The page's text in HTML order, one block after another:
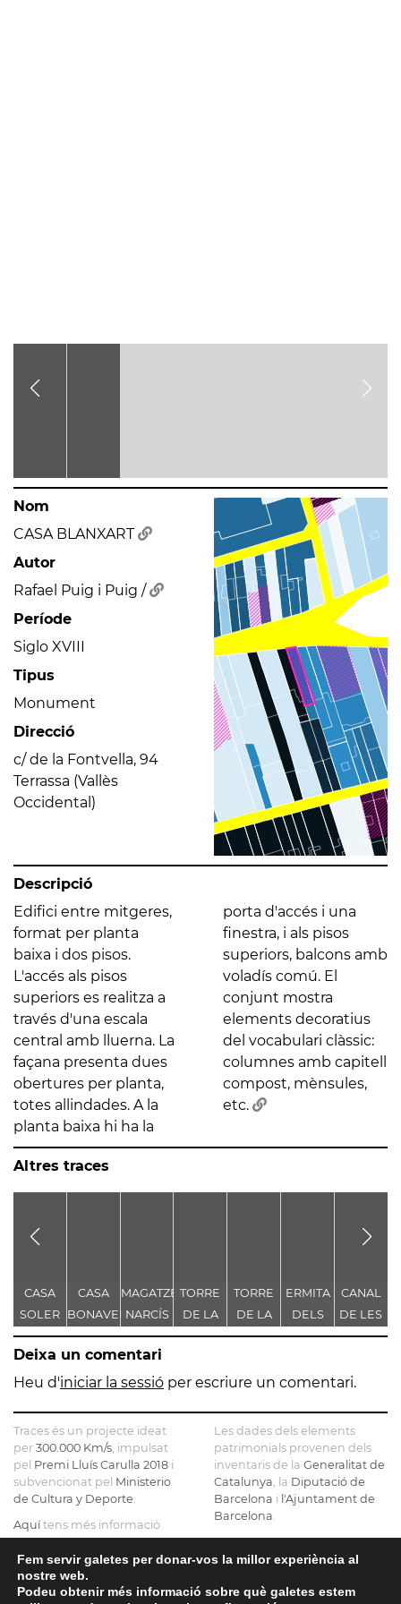
Nom
CASA BLANXART
Autor
Rafael Puig i Puig /
Període
Siglo XVIII
Tipus
Monument
Direcció
c/ de la Fontvella, 94
Terrassa (Vallès
Occidental)
Descripció
Edifici entre mitgeres,
format per planta
baixa i dos pisos.
L'accés als pisos
superiors es realitza a
través d'una escala
central amb lluerna. La
façana presenta dues
obertures per planta,
totes allindades. A la
planta baixa hi ha la
porta d'accés i una
finestra, i als pisos
superiors, balcons amb
voladís comú. El
conjunt mostra
elements decoratius
del vocabulari clàssic:
columnes amb capitell
compost, mènsules,
etc.
Altres traces
CASA
SOLER
BOHIGAS
CASA
BONAVENTURA
MARCET
MAGATZEM
NARCÍS
ARGEMÍ
TORRE
DE LA
MINA
TORRE
DE LA
MINA
D'AIGÜES
ERMITA
DELS
SANTS
CANAL
DE LES
DE CAN
Deixa un comentari
Heu d'iniciar la sessió per escriure un comentari.
Traces és un projecte ideat
per 300.000 Km/s , impulsat
pel Premi Lluís Carulla 2018 i
subvencionat pel Ministerio
de Cultura y Deporte
Aquítens més informació
sobre el projecte
Si ens vols contactar pots fer-
ho a info@tracesmap.org
Les dades dels elements
patrimonials provenen dels
inventaris de la Generalitat de
Catalunya , la Diputació de
Barcelona i l'Ajuntament de
Barcelona
El mapa base ha estat
realitzat amb dades de la
, l'Institut Cartogràfic i
Fem servir galetes per donar-vos la millor experiència al
nostre web.
Podeu obtenir més informació sobre què galetes estem